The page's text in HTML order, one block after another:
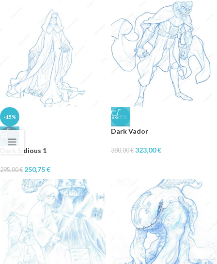
-15%
Dark Sidious 1
295,00€ 250,75€
-15%
Dark Vador
380,00€ 323,00€